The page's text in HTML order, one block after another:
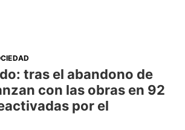
tras el abandono de
con las obras en 92
por el